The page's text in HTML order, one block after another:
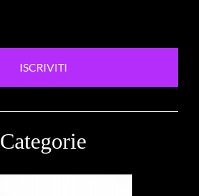
ISCRIVITI
Categorie